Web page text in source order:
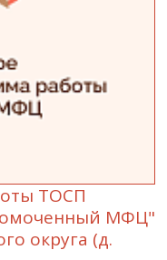
ТОСП
МФЦ"
округа (д.